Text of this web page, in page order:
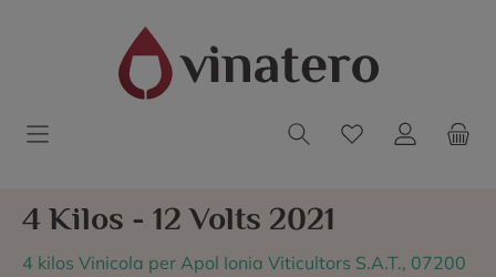
4 Kilos - 12 Volts 2021
4 kilos Vinicola per Apol Ionia Viticultors S.A.T., 07200